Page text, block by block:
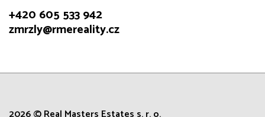
+420 605 533 942
zmrzly@rmereality.cz